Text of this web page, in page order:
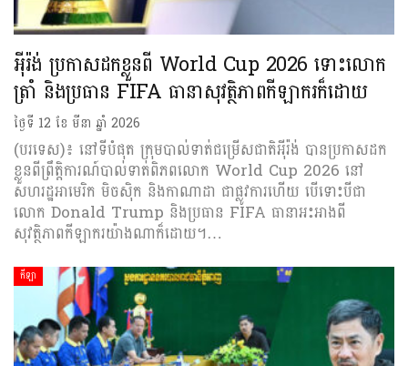
អ៉ីរ៉ង់ ប្រកាសដកខ្លួនពី World Cup 2026 ទោះលោក
ត្រាំ និងប្រធាន FIFA ធានាសុវត្ថិភាពកីឡាករក៏ដោយ
ថ្ងៃទី 12 ខែ មីនា ឆ្នាំ 2026
(បរទេស)៖ នៅទីបំផុត ក្រុមបាល់ទាត់ជម្រើសជាតិអ៉ីរ៉ង់ បានប្រកាសដក
ខ្លួនពីព្រឹត្តិការណ៍បាល់ទាត់ពិភពលោក World Cup 2026 នៅ
សហរដ្ឋអាមេរិក មិចស៊ិក និងកាណាដា ជាផ្លូវការហើយ បើទោះបីជា
លោក Donald Trump និងប្រធាន FIFA ធានាអះអាងពី
សុវត្ថិភាពកីឡាករយ៉ាងណាក៏ដោយ។…
កីឡា